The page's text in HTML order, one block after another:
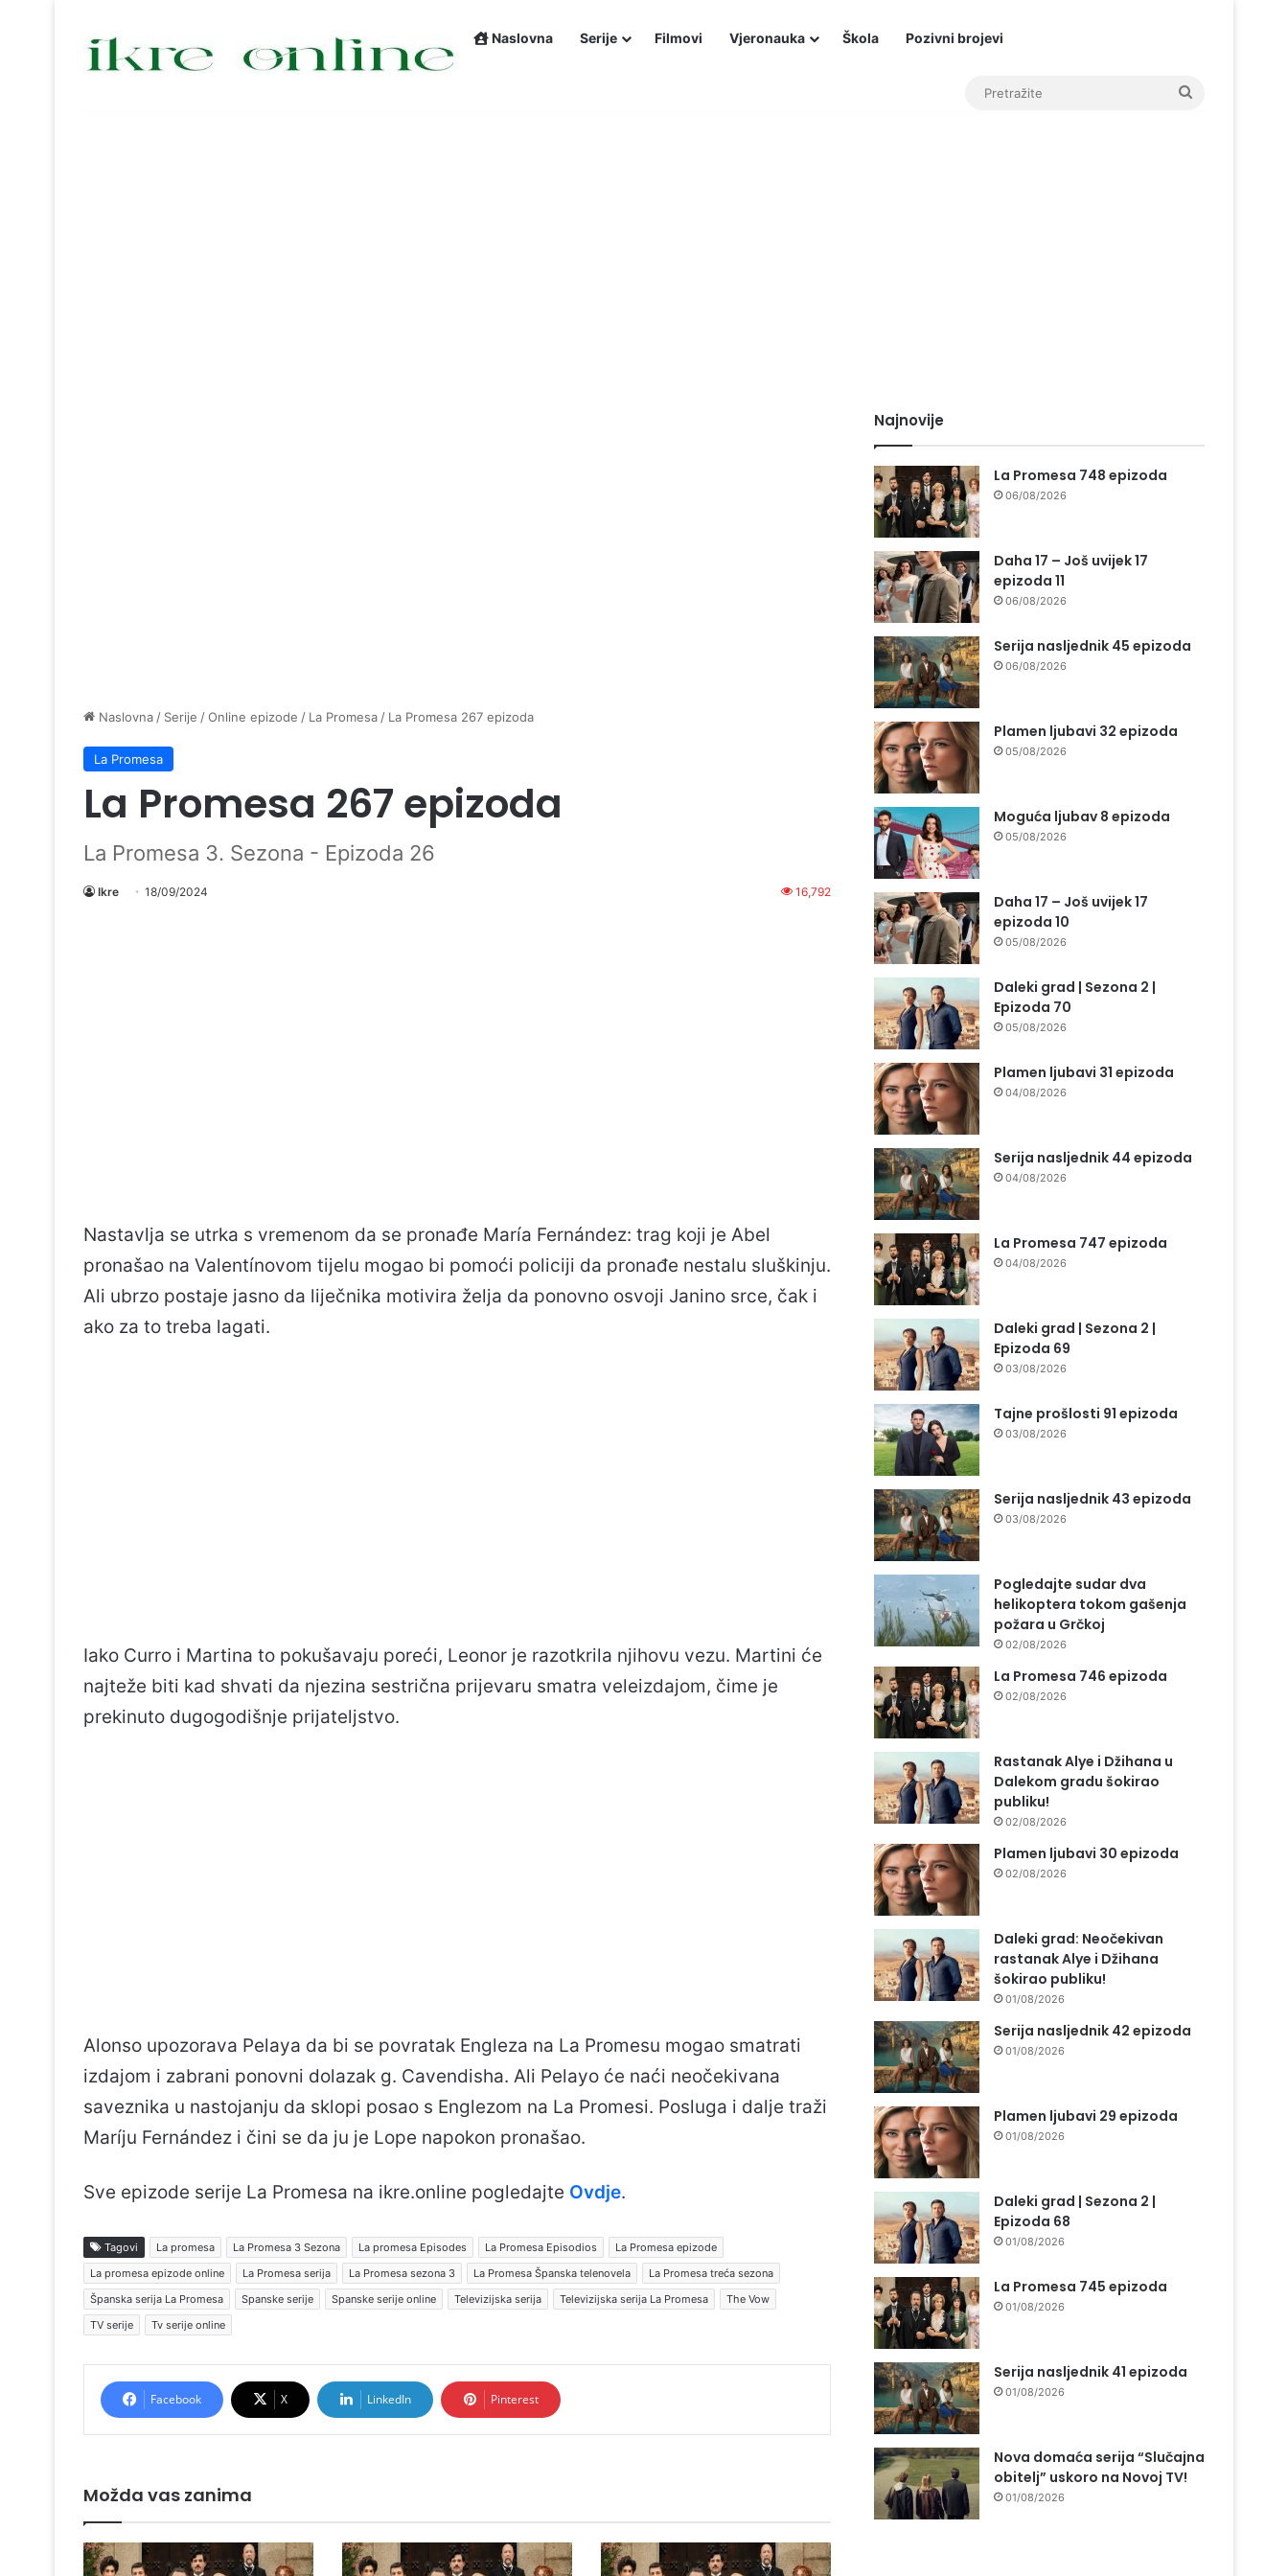
Naslovna Serije Filmovi Vjeronauka Škola Pozivni brojevi
Naslovna / Serije /Online epizode / La Promesa / La Promesa 267 epizoda
La Promesa
La Promesa 267 epizoda
La Promesa 3. Sezona - Epizoda 26
Ikre 18/09/2024 16,792
Nastavlja se utrka s vremenom da se pronađe María Fernández: trag koji je Abel
pronašao na Valentínovom tijelu mogao bi pomoći policiji da pronađe nestalu sluškinju.
Ali ubrzo postaje jasno da liječnika motivira želja da ponovno osvoji Janino srce, čak i
ako za to treba lagati.
Iako Curro i Martina to pokušavaju poreći, Leonor je razotkrila njihovu vezu. Martini će
najteže biti kad shvati da njezina sestrična prijevaru smatra veleizdajom, čime je
prekinuto dugogodišnje prijateljstvo.
Alonso upozorava Pelaya da bi se povratak Engleza na La Promesu mogao smatrati
izdajom i zabrani ponovni dolazak g. Cavendisha. Ali Pelayo će naći neočekivana
saveznika u nastojanju da sklopi posao s Englezom na La Promesi. Posluga i dalje traži
Maríju Fernández i čini se da ju je Lope napokon pronašao.
Sve epizode serije La Promesa na ikre.online pogledajte Ovdje.
Tagovi La promesa La Promesa 3 Sezona La promesa Episodes La Promesa Episodios
La Promesa epizode
La promesa epizode online
La Promesa serija La Promesa sezona 3 La Promesa Španska telenovela
La Promesa treća sezona
Španska serija La Promesa
Spanske serije Spanske serije online Televizijska serija Televizijska serija La Promesa
The Vow
TV serije
Tv serije online
Facebook X LinkedIn Pinterest
Možda vas zanima
Najnovije
La Promesa 748 epizoda
06/08/2026
Daha 17 – Još uvijek 17
epizoda 11
06/08/2026
Serija nasljednik 45 epizoda
06/08/2026
Plamen ljubavi 32 epizoda
05/08/2026
Moguća ljubav 8 epizoda
05/08/2026
Daha 17 – Još uvijek 17
epizoda 10
05/08/2026
Daleki grad | Sezona 2 |
Epizoda 70
05/08/2026
Plamen ljubavi 31 epizoda
04/08/2026
Serija nasljednik 44 epizoda
04/08/2026
La Promesa 747 epizoda
04/08/2026
Daleki grad | Sezona 2 |
Epizoda 69
03/08/2026
Tajne prošlosti 91 epizoda
03/08/2026
Serija nasljednik 43 epizoda
03/08/2026
Pogledajte sudar dva
helikoptera tokom gašenja
požara u Grčkoj
02/08/2026
La Promesa 746 epizoda
02/08/2026
Rastanak Alye i Džihana u
Dalekom gradu šokirao
publiku!
02/08/2026
Plamen ljubavi 30 epizoda
02/08/2026
Daleki grad: Neočekivan
rastanak Alye i Džihana
šokirao publiku!
01/08/2026
Serija nasljednik 42 epizoda
01/08/2026
Plamen ljubavi 29 epizoda
01/08/2026
Daleki grad | Sezona 2 |
Epizoda 68
01/08/2026
La Promesa 745 epizoda
01/08/2026
Serija nasljednik 41 epizoda
01/08/2026
Nova domaća serija “Slučajna
obitelj” uskoro na Novoj TV!
01/08/2026